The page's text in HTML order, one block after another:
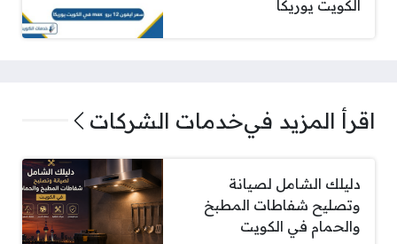
الكويت يوريكا
اقرأ المزيد فيخدمات الشركات
دليلك الشامل لصيانة
وتصليح شفاطات المطبخ
والحمام في الكويت